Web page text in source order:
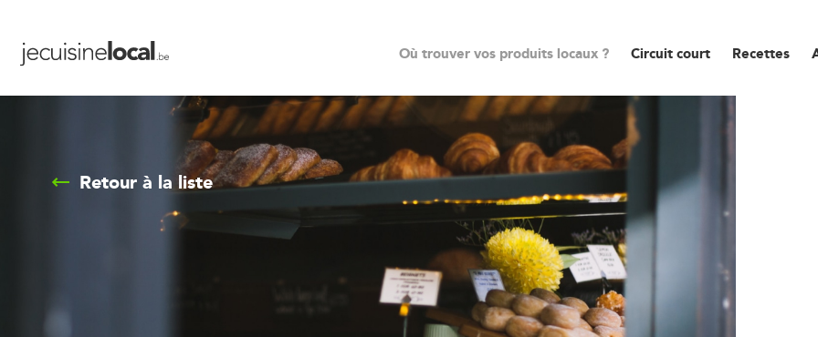
Où trouver vos produits locaux ? Circuit court Recettes
Retour à la liste